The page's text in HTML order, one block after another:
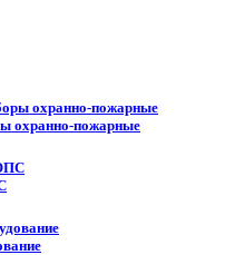
охранно-пожарные